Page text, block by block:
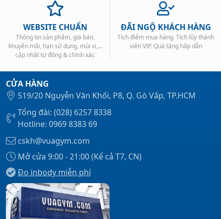
WEBSITE CHUẨN
Thông tin sản phẩm, giá bán,
khuyến mãi, hạn sử dụng, mùi vị,...
cập nhật tự động & chính xác
ĐÃI NGỘ KHÁCH HÀNG
Tích điểm mua hàng. Tích lũy thành
viên VIP. Quà tặng hấp dẫn
CỬA HÀNG
519/20 Nguyễn Văn Khối, P8, Q. Gò Vấp, TP.HCM
Tổng đài: (028) 6257 8338
Hotline: 0969 8383 69
cskh@vuagym.com
Mở cửa 9:00 - 21:00 (Kể cả T7, CN)
Đo inbody miễn phí